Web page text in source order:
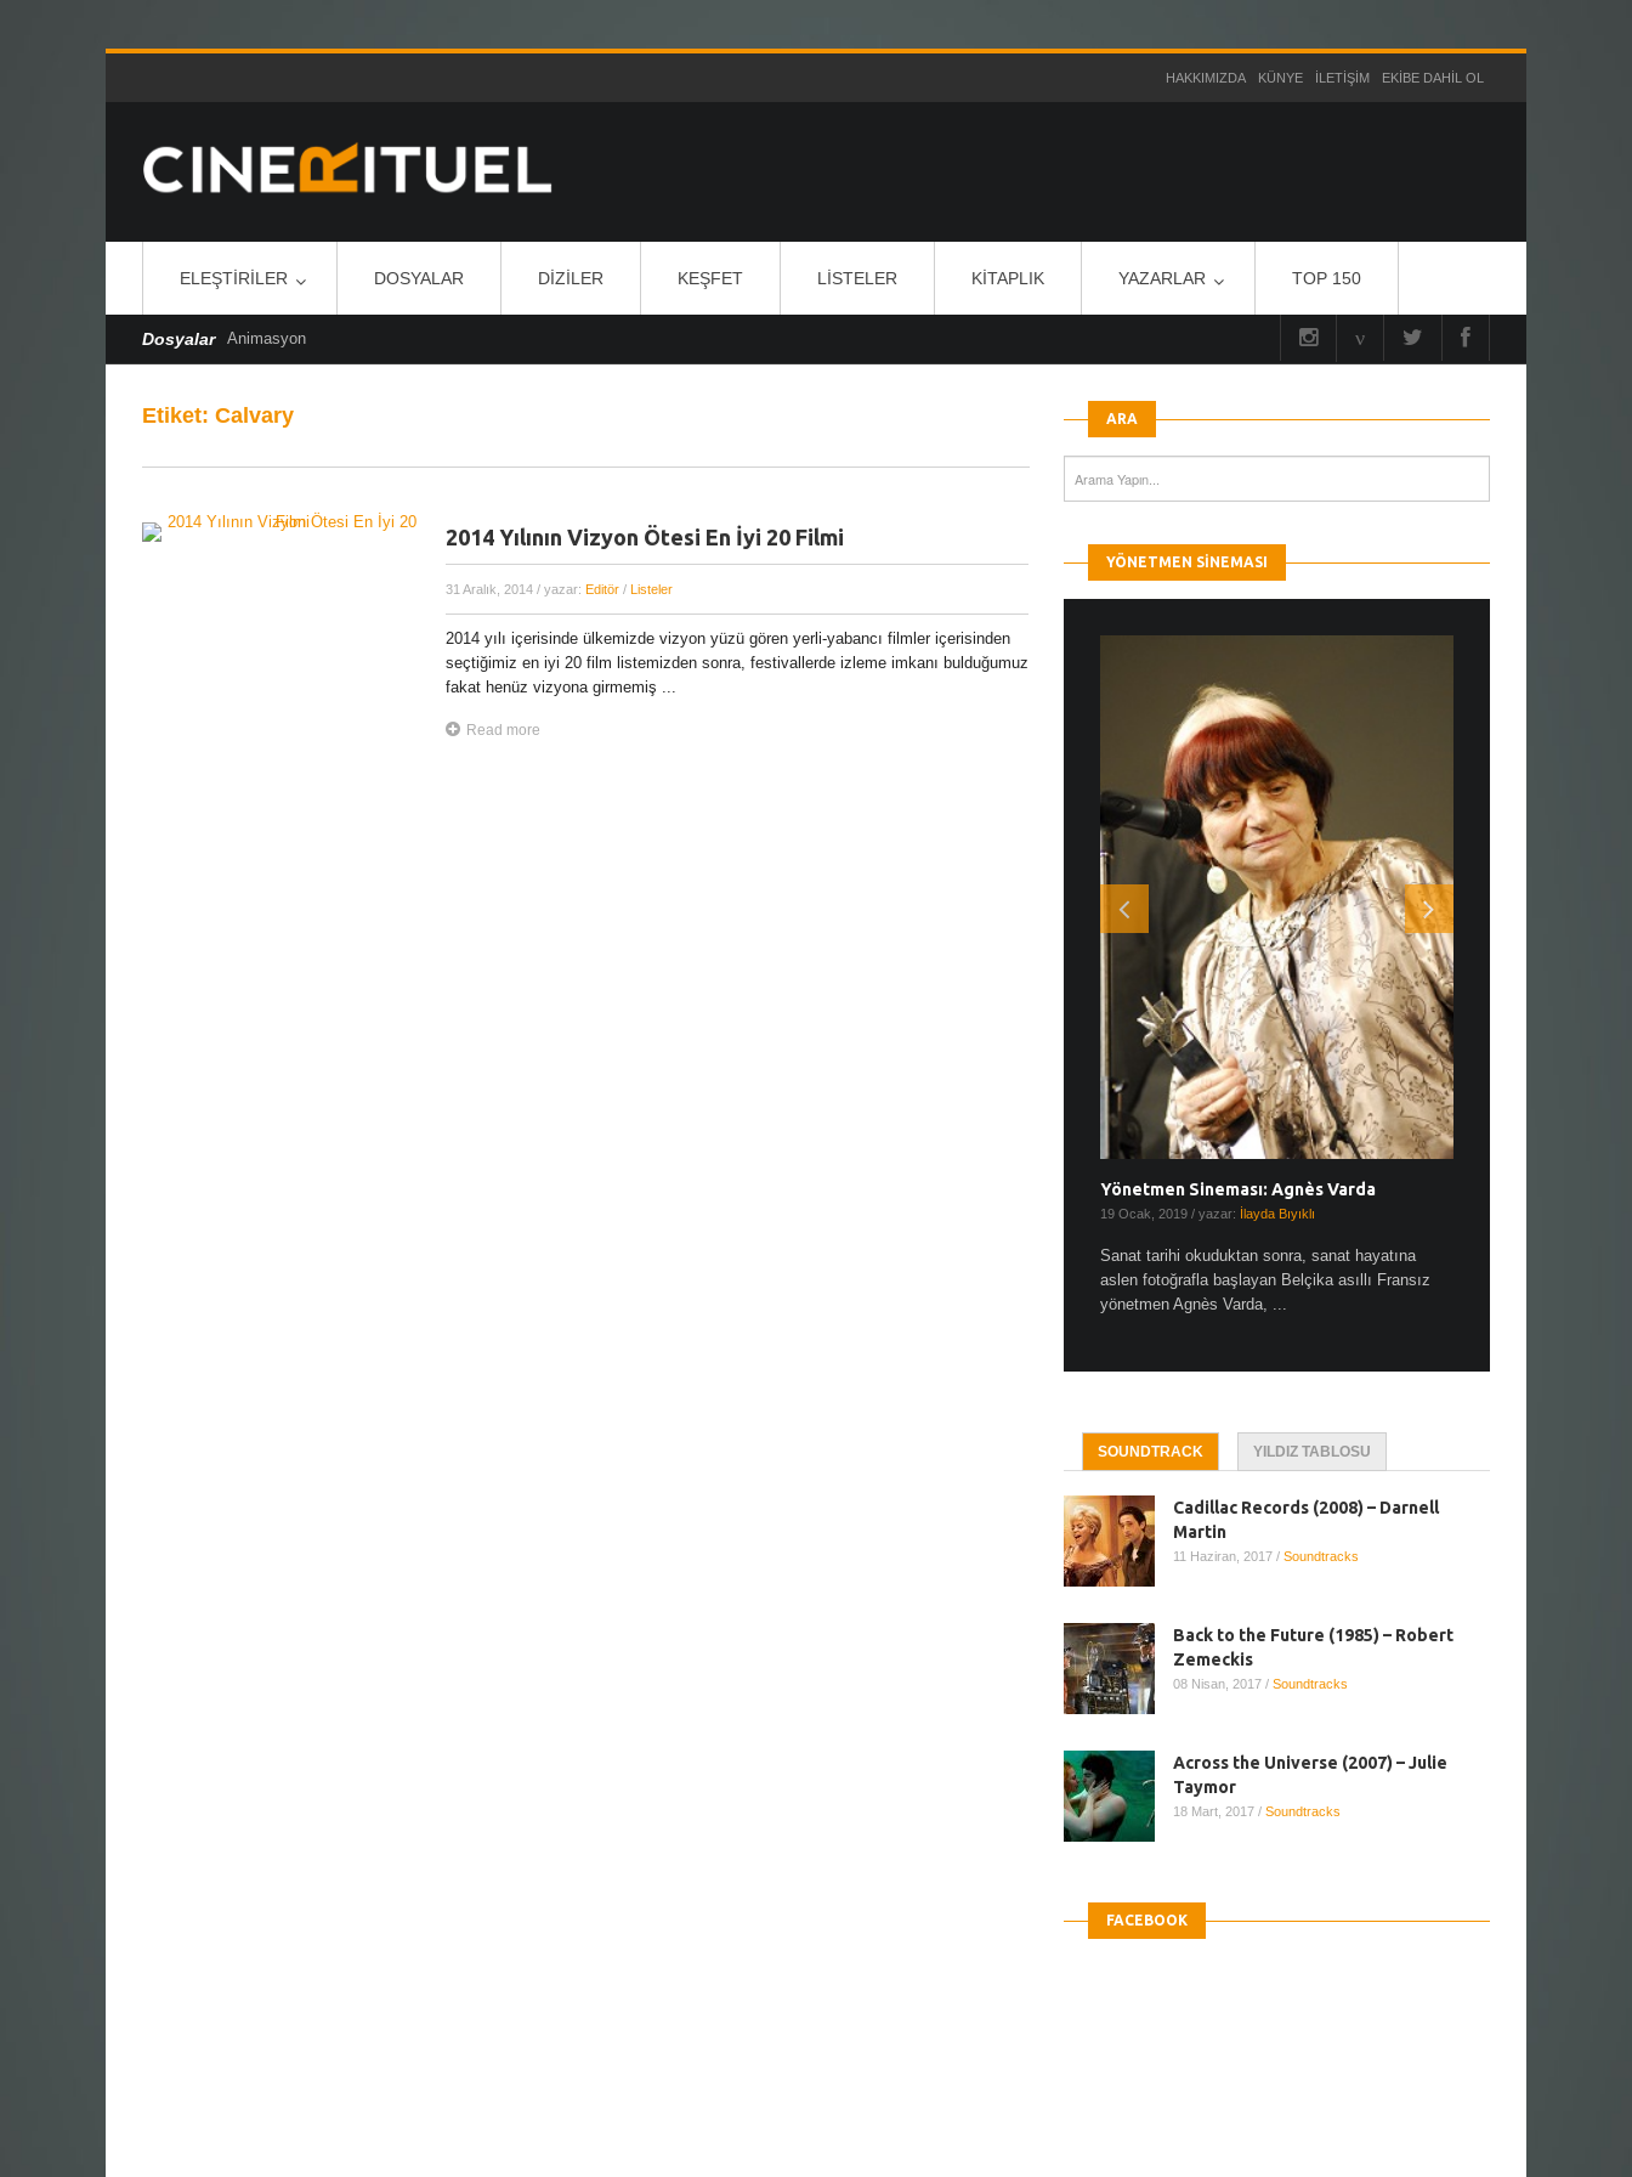
HAKKIMIZDA KÜNYE İLETIŞIM EKIBE DAHIL OL
ELEŞTIRILER DOSYALAR DIZILER KEŞFET LISTELER KITAPLIK YAZARLAR TOP 150
Dosyalar Animasyon
Etiket: Calvary
2014 Yılının Vizyon Ötesi En İyi 20 Filmi
31 Aralık, 2014 / yazar: Editör/ Listeler
2014 yılı içerisinde ülkemizde vizyon yüzü gören yerli-yabancı filmler içerisinden
seçtiğimiz en iyi 20 film listemizden sonra, festivallerde izleme imkanı bulduğumuz
fakat henüz vizyona girmemiş ...
Read more
ARA
YÖNETMEN SINEMASI
Yönetmen Sineması: Agnès Varda
19 Ocak, 2019 / yazar: İlayda Bıyıklı
Sanat tarihi okuduktan sonra, sanat hayatına
aslen fotoğrafla başlayan Belçika asıllı Fransız
yönetmen Agnès Varda, ...
SOUNDTRACK YILDIZ TABLOSU
Cadillac Records (2008) – Darnell
Martin
11 Haziran, 2017 / Soundtracks
Back to the Future (1985) – Robert
Zemeckis
08 Nisan, 2017 / Soundtracks
Across the Universe (2007) – Julie
Taymor
18 Mart, 2017 / Soundtracks
FACEBOOK